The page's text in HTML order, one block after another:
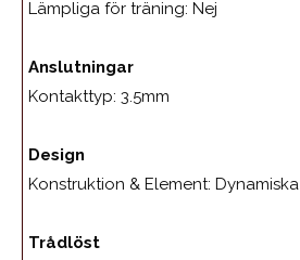
Lämpliga för träning: Nej
Anslutningar
Kontakttyp: 3.5mm
Design
Konstruktion & Element: Dynamiska
Trådlöst